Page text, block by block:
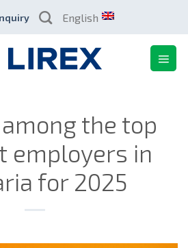
English
among the top
employers in
for 2025